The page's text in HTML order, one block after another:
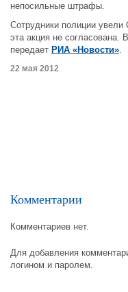
непосильные штрафы.
Сотрудники полиции увели
эта акция не согласована.
передает РИА «Новости».
22 мая 2012
Комментарии
Комментариев нет.
Для добавления
логином и паролем.